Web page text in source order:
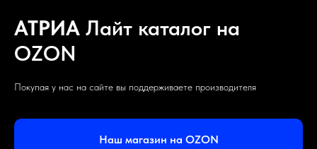
АТРИА Лайт каталог на
OZON
Покупая у нас на сайте вы поддерживаете производителя
Наш магазин на OZON